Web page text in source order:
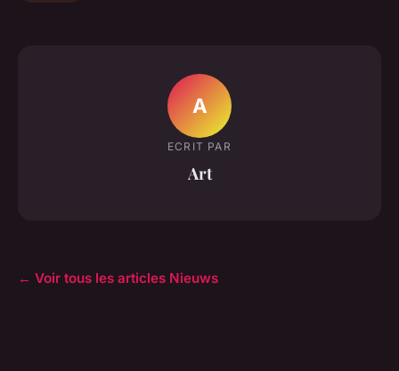
A
ECRIT PAR
Art
← Voir tous les articles Nieuws